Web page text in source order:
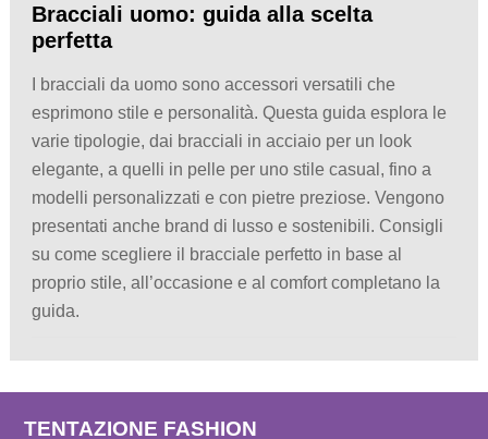
Bracciali uomo: guida alla scelta
perfetta
I bracciali da uomo sono accessori versatili che
esprimono stile e personalità. Questa guida esplora le
varie tipologie, dai bracciali in acciaio per un look
elegante, a quelli in pelle per uno stile casual, fino a
modelli personalizzati e con pietre preziose. Vengono
presentati anche brand di lusso e sostenibili. Consigli
su come scegliere il bracciale perfetto in base al
proprio stile, all’occasione e al comfort completano la
guida.
TENTAZIONE FASHION